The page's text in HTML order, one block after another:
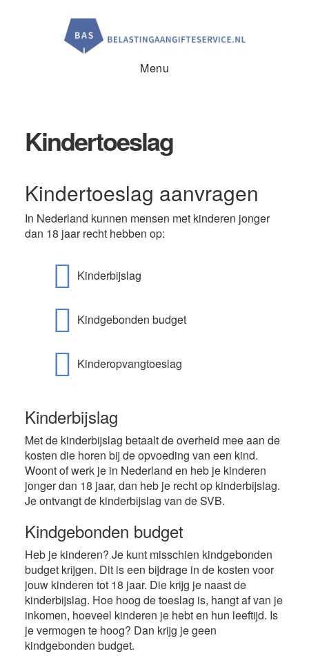
Menu
Kindertoeslag
Kindertoeslag aanvragen
In Nederland kunnen mensen met kinderen jonger
dan 18 jaar recht hebben op:
Kinderbijslag
Kindgebonden budget
Kinderopvangtoeslag
Kinderbijslag
Met de kinderbijslag betaalt de overheid mee aan de
kosten die horen bij de opvoeding van een kind.
Woont of werk je in Nederland en heb je kinderen
jonger dan 18 jaar, dan heb je recht op kinderbijslag.
Je ontvangt de kinderbijslag van de SVB.
Kindgebonden budget
Heb je kinderen? Je kunt misschien kindgebonden
budget krijgen. Dit is een bijdrage in de kosten voor
jouw kinderen tot 18 jaar. Die krijg je naast de
kinderbijslag. Hoe hoog de toeslag is, hangt af van je
inkomen, hoeveel kinderen je hebt en hun leeftijd. Is
je vermogen te hoog? Dan krijg je geen
kindgebonden budget.